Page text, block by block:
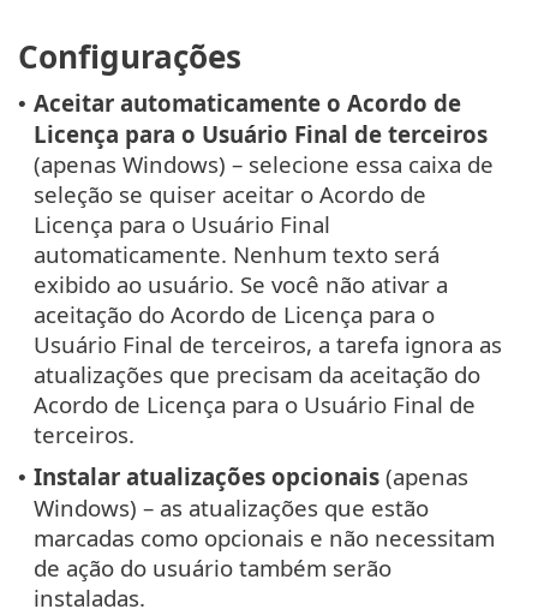
Configurações
• Aceitar automaticamente o Acordo de
Licença para o Usuário Final de terceiros
(apenas Windows) – selecione essa caixa de
seleção se quiser aceitar o Acordo de
Licença para o Usuário Final
automaticamente. Nenhum texto será
exibido ao usuário. Se você não ativar a
aceitação do Acordo de Licença para o
Usuário Final de terceiros, a tarefa ignora as
atualizações que precisam da aceitação do
Acordo de Licença para o Usuário Final de
terceiros.
• Instalar atualizações opcionais (apenas
Windows) – as atualizações que estão
marcadas como opcionais e não necessitam
de ação do usuário também serão
instaladas.